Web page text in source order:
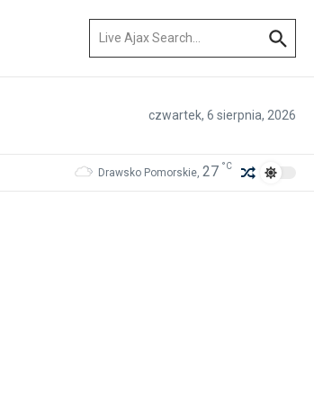
czwartek, 6 sierpnia, 2026
Drawsko Pomorskie, 27 °C